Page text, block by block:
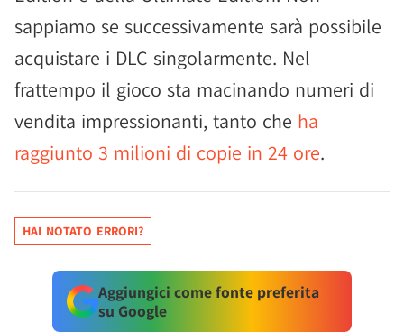
sappiamo se successivamente sarà possibile
acquistare i DLC singolarmente. Nel
frattempo il gioco sta macinando numeri di
vendita impressionanti, tanto che ha
raggiunto 3 milioni di copie in 24 ore.
HAI NOTATO ERRORI?
Aggiungici come fonte preferita
su Google